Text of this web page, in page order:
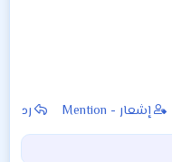
إشعار - Mention رد